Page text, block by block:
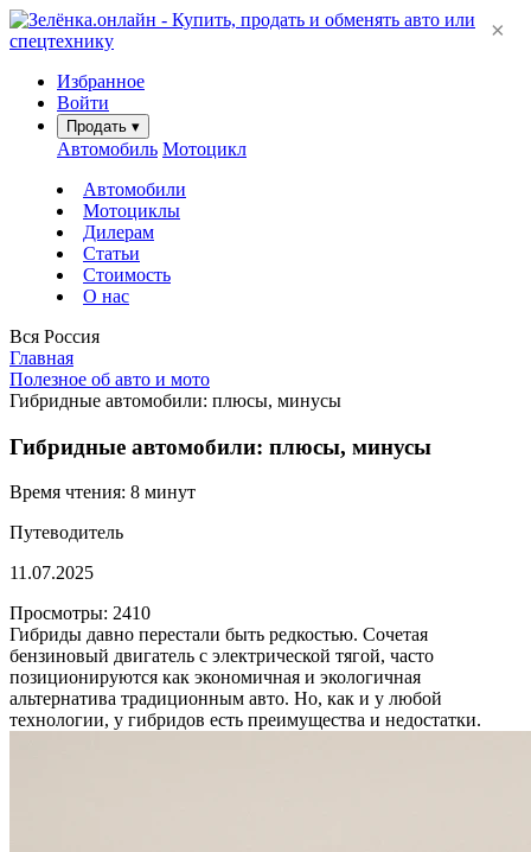
Избранное
Войти
Продать ▾
Автомобиль Мотоцикл
Автомобили
Мотоциклы
Дилерам
Статьи
Стоимость
О нас
Вся Россия
Главная
Полезное об авто и мото
Гибридные автомобили: плюсы, минусы
Гибридные автомобили: плюсы, минусы
Время чтения: 8 минут
Путеводитель
11.07.2025
Просмотры: 2410
Гибриды давно перестали быть редкостью. Сочетая
бензиновый двигатель с электрической тягой, часто
позиционируются как экономичная и экологичная
альтернатива традиционным авто. Но, как и у любой
технологии, у гибридов есть преимущества и недостатки.
×